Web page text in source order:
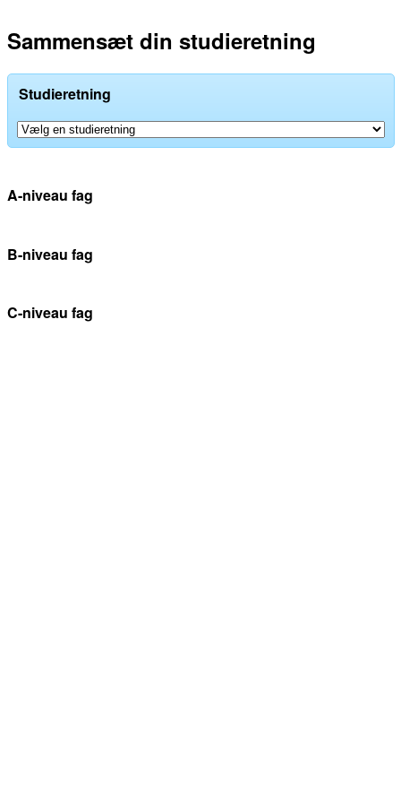
Sammensæt din studieretning
Studieretning
A-niveau fag
B-niveau fag
C-niveau fag